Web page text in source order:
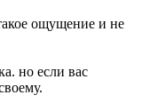
ощущение и не
но если вас